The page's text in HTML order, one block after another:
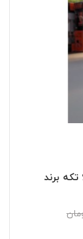
ست دریل و پیچ گوشتی شارژی 68 تکه برند